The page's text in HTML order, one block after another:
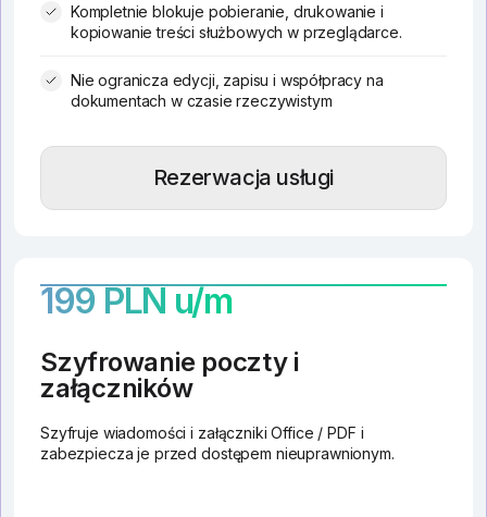
Kompletnie blokuje pobieranie, drukowanie i
kopiowanie treści służbowych w przeglądarce.
Nie ogranicza edycji, zapisu i współpracy na
dokumentach w czasie rzeczywistym
Rezerwacja usługi
199 PLN u/m
Szyfrowanie poczty i
załączników
Szyfruje wiadomości i załączniki Office / PDF i
zabezpiecza je przed dostępem nieuprawnionym.